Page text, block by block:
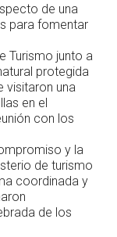
de una
para fomentar
Turismo junto a
protegida
visitaron una
en el
con los
y la
de turismo
coordinada y
de los